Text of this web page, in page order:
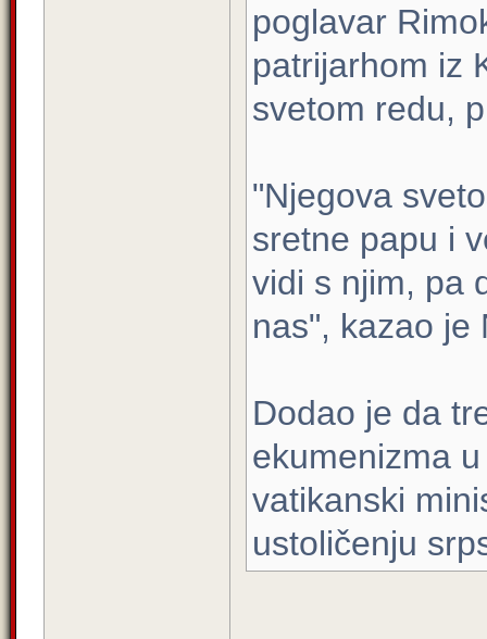
poglavar
patrijarhom iz
svetom redu,
"Njegova
sretne papu i
vidi s njim, pa
nas", kazao je
Dodao je da
ekumenizma
vatikanski
ustoličenju